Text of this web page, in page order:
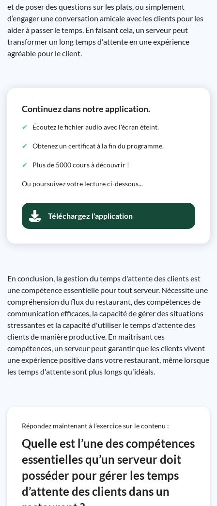
et de poser des questions sur les plats, ou simplement
d’engager une conversation amicale avec les clients pour les
aider à passer le temps. En faisant cela, un serveur peut
transformer un long temps d'attente en une expérience
agréable pour le client.
Continuez dans notre application.
Écoutez le fichier audio avec l'écran éteint.
Obtenez un certificat à la fin du programme.
Plus de 5000 cours à découvrir !
Ou poursuivez votre lecture ci-dessous...
Téléchargez l'application
En conclusion, la gestion du temps d'attente des clients est
une compétence essentielle pour tout serveur. Nécessite une
compréhension du flux du restaurant, des compétences de
communication efficaces, la capacité de gérer des situations
stressantes et la capacité d'utiliser le temps d'attente des
clients de manière productive. En maîtrisant ces
compétences, un serveur peut garantir que les clients vivent
une expérience positive dans votre restaurant, même lorsque
les temps d'attente sont plus longs qu'idéals.
Répondez maintenant à l’exercice sur le contenu :
Quelle est l’une des compétences
essentielles qu’un serveur doit
posséder pour gérer les temps
d’attente des clients dans un